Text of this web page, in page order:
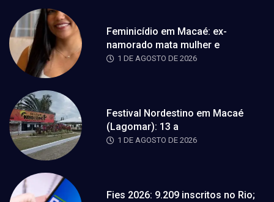
Feminicídio em Macaé: ex-
namorado mata mulher e
1 DE AGOSTO DE 2026
Festival Nordestino em Macaé
(Lagomar): 13 a
1 DE AGOSTO DE 2026
Fies 2026: 9.209 inscritos no Rio;